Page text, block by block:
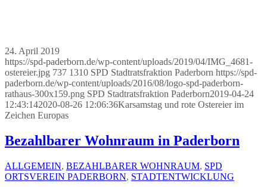
24. April 2019
https://spd-paderborn.de/wp-content/uploads/2019/04/IMG_4681-
ostereier.jpg 737 1310 SPD Stadtratsfraktion Paderborn https://spd-
paderborn.de/wp-content/uploads/2016/08/logo-spd-paderborn-
rathaus-300x159.png SPD Stadtratsfraktion Paderborn2019-04-24
12:43:142020-08-26 12:06:36Karsamstag und rote Ostereier im
Zeichen Europas
Bezahlbarer Wohnraum in Paderborn
ALLGEMEIN, BEZAHLBARER WOHNRAUM, SPD
ORTSVEREIN PADERBORN, STADTENTWICKLUNG